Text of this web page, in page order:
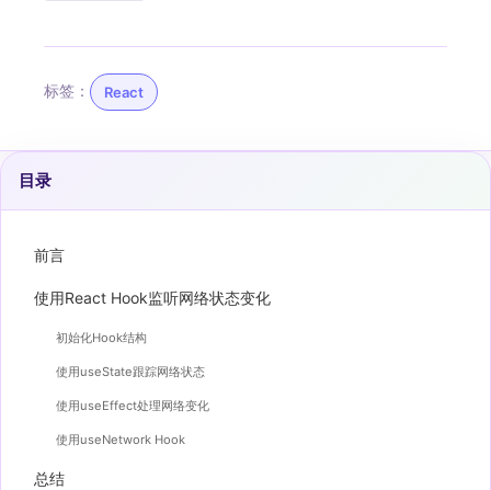
标签： React
目录
前言
使用React Hook监听网络状态变化
初始化Hook结构
使用useState跟踪网络状态
使用useEffect处理网络变化
使用useNetwork Hook
总结